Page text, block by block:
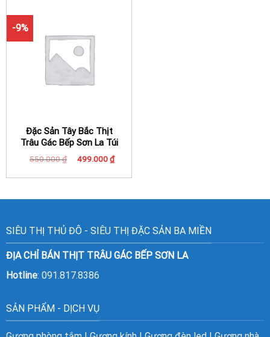
-9%
Đặc Sản Tây Bắc Thịt
Trâu Gác Bếp Sơn La Túi
0,5 Kg Thượng Hạng
550.000₫
Giá
550.000 ₫.
499.000₫Giá
hiện
là:
SIÊU THỊ THỦ ĐÔ - SIÊU THỊ ĐẶC SẢN BA MIỀN
ĐỊA CHỈ BÁN THỊT TRÂU GÁC BẾP SƠN LA
Hotline: 091.817.8386
SẢN PHẨM - DỊCH VỤ